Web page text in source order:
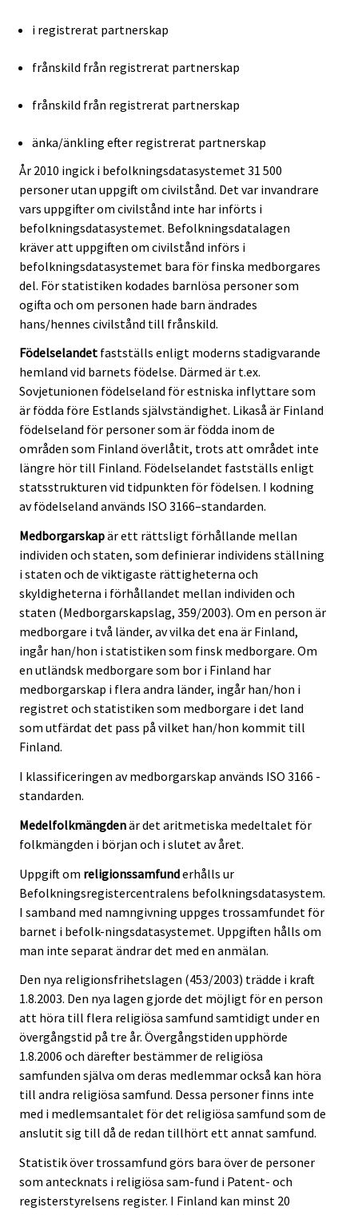
i registrerat partnerskap
frånskild från registrerat partnerskap
frånskild från registrerat partnerskap
änka/änkling efter registrerat partnerskap
År 2010 ingick i befolkningsdatasystemet 31 500
personer utan uppgift om civilstånd. Det var invandrare
vars uppgifter om civilstånd inte har införts i
befolkningsdatasystemet. Befolkningsdatalagen
kräver att uppgiften om civilstånd införs i
befolkningsdatasystemet bara för finska medborgares
del. För statistiken kodades barnlösa personer som
ogifta och om personen hade barn ändrades
hans/hennes civilstånd till frånskild.
Födelselandet fastställs enligt moderns stadigvarande
hemland vid barnets födelse. Därmed är t.ex.
Sovjetunionen födelseland för estniska inflyttare som
är födda före Estlands självständighet. Likaså är Finland
födelseland för personer som är födda inom de
områden som Finland överlåtit, trots att området inte
längre hör till Finland. Födelselandet fastställs enligt
statsstrukturen vid tidpunkten för födelsen. I kodning
av födelseland används ISO 3166–standarden.
Medborgarskapär ett rättsligt förhållande mellan
individen och staten, som definierar individens ställning
i staten och de viktigaste rättigheterna och
skyldigheterna i förhållandet mellan individen och
staten (Medborgarskapslag, 359/2003). Om en person är
medborgare i två länder, av vilka det ena är Finland,
ingår han/hon i statistiken som finsk medborgare. Om
en utländsk medborgare som bor i Finland har
medborgarskap i flera andra länder, ingår han/hon i
registret och statistiken som medborgare i det land
som utfärdat det pass på vilket han/hon kommit till
Finland.
I klassificeringen av medborgarskap används ISO 3166 -
standarden.
Medelfolkmängdenär det aritmetiska medeltalet för
folkmängden i början och i slutet av året.
Uppgift om religionssamfunderhålls ur
Befolkningsregistercentralens befolkningsdatasystem.
I samband med namngivning uppges trossamfundet för
barnet i befolk-ningsdatasystemet. Uppgiften hålls om
man inte separat ändrar det med en anmälan.
Den nya religionsfrihetslagen (453/2003) trädde i kraft
1.8.2003. Den nya lagen gjorde det möjligt för en person
att höra till flera religiösa samfund samtidigt under en
övergångstid på tre år. Övergångstiden upphörde
1.8.2006 och därefter bestämmer de religiösa
samfunden själva om deras medlemmar också kan höra
till andra religiösa samfund. Dessa personer finns inte
med i medlemsantalet för det religiösa samfund som de
anslutit sig till då de redan tillhört ett annat samfund.
Statistik över trossamfund görs bara över de personer
som antecknats i religiösa sam-fund i Patent- och
registerstyrelsens register. I Finland kan minst 20